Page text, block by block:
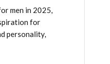
men in 2025,
for
personality,